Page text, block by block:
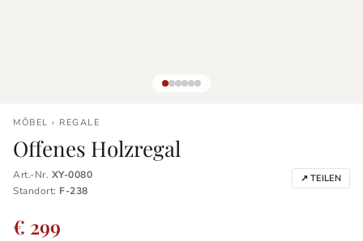
MÖBEL › REGALE
Offenes Holzregal
Art.-Nr. XY-0080
Standort: F-238
↗ TEILEN
€ 299